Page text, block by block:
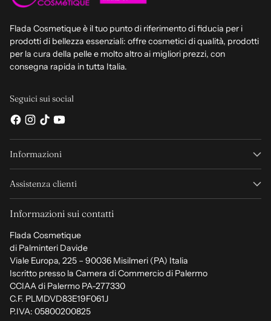
Flada Cosmetique è il tuo punto di riferimento di fiducia per i
prodotti di bellezza essenziali: offre cosmetici di qualità, prodotti
per la cura della pelle e molto altro ai migliori prezzi, con
consegna rapida in tutta Italia.
Seguici sui social
Informazioni
Assistenza clienti
Informazioni sui contatti
Flada Cosmetique
di Palminteri Davide
Viale Europa, 225 – 90036 Misilmeri (PA) Italia
Iscritto presso la Camera di Commercio di Palermo
CCIAA di Palermo PA-277330
C.F. PLMDVD83E19F061J
P.IVA: 05800200825